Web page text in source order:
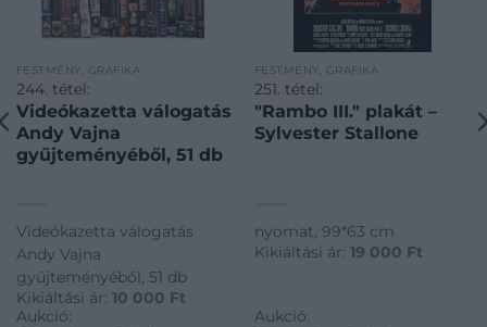
FESTMÉNY, GRAFIKA
244. tétel:
Videókazetta válogatás
Andy Vajna
gyűjteményéből, 51 db
Videókazetta válogatás
Andy Vajna
gyűjteményéből, 51 db
Kikiáltási ár: 10 000 Ft
Aukció:
FESTMÉNY, GRAFIKA
251. tétel:
"Rambo III." plakát –
Sylvester Stallone
nyomat, 99*63 cm
Kikiáltási ár: 19 000 Ft
Aukció: